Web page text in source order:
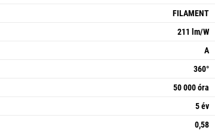
FILAMENT
211 lm/W
A
360°
50 000 óra
5 év
0,58